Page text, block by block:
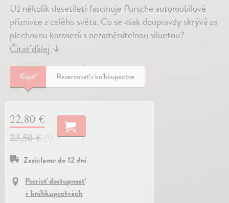
Už několik desetiletí fascinuje Porsche automobilové
příznivce z celého světa. Co se však doopravdy skrývá za
plechovou karoserií s nezaměnitelnou siluetou?
Čítať ďalej ↓
Kúpiť Rezervovať v kníhkupectve
22,80 €
23,50 €
?
Zasielame do 12 dní
Pozrieť dostupnosť
v kníhkupectvách